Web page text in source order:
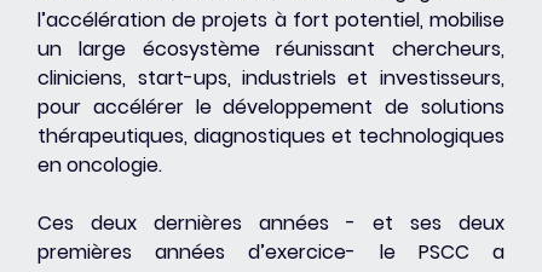
l’accélération de projets à fort potentiel, mobilise
un large écosystème réunissant chercheurs,
cliniciens, start-ups, industriels et investisseurs,
pour accélérer le développement de solutions
thérapeutiques, diagnostiques et technologiques
en oncologie.
Ces deux dernières années - et ses deux
premières années d’exercice- le PSCC a